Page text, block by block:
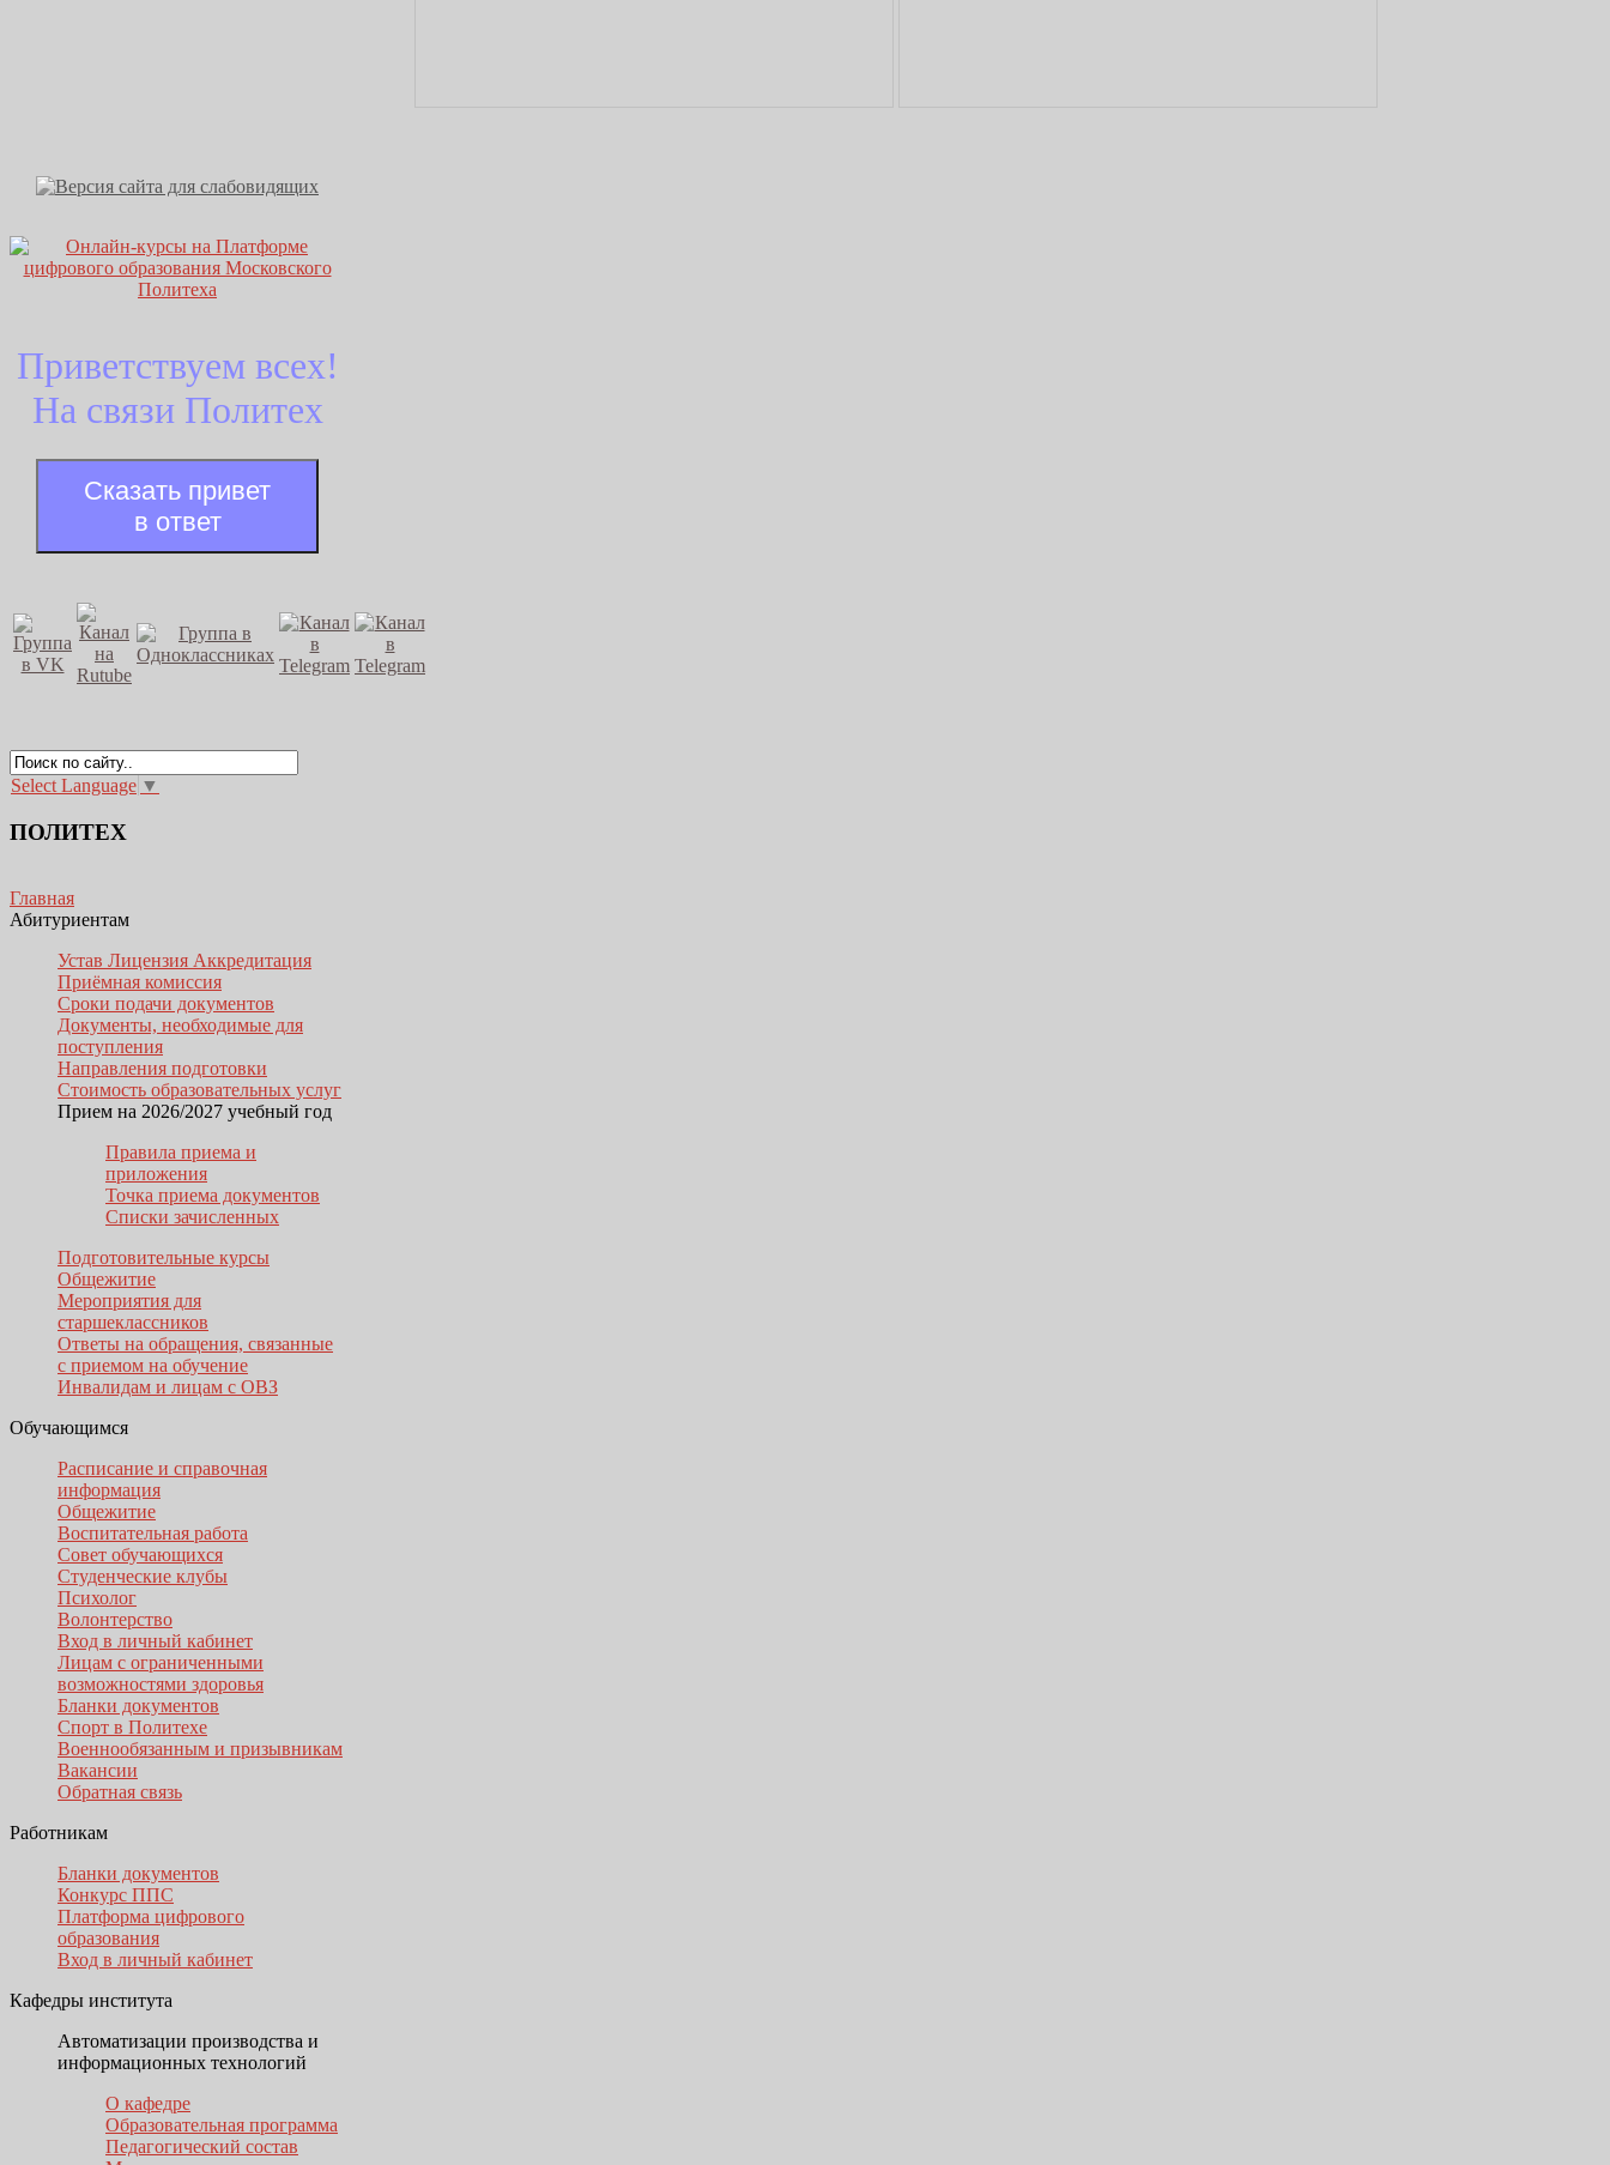
Приветствуем всех!
На связи Политех
Сказать привет
в ответ
Select Language ▼
ПОЛИТЕХ
Главная
Абитуриентам
Устав Лицензия Аккредитация
Приёмная комиссия
Сроки подачи документов
Документы, необходимые для
поступления
Направления подготовки
Стоимость образовательных услуг
Прием на 2026/2027 учебный год
Правила приема и
приложения
Точка приема документов
Списки зачисленных
Подготовительные курсы
Общежитие
Мероприятия для
старшеклассников
Ответы на обращения, связанные
с приемом на обучение
Инвалидам и лицам с ОВЗ
Обучающимся
Расписание и справочная
информация
Общежитие
Воспитательная работа
Совет обучающихся
Студенческие клубы
Психолог
Волонтерство
Вход в личный кабинет
Лицам с ограниченными
возможностями здоровья
Бланки документов
Спорт в Политехе
Военнообязанным и призывникам
Вакансии
Обратная связь
Работникам
Бланки документов
Конкурс ППС
Платформа цифрового
образования
Вход в личный кабинет
Кафедры института
Автоматизации производства и
информационных технологий
О кафедре
Образовательная программа
Педагогический состав